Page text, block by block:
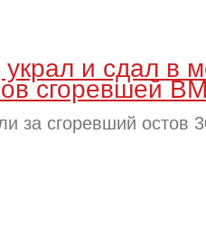
украл и сдал в
сгоревшей
за сгоревший остов